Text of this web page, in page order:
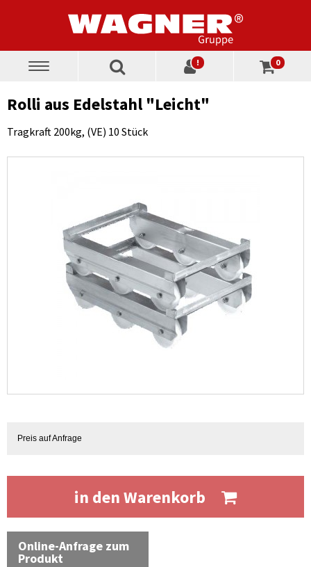
Toggle
! 0
Rolli aus Edelstahl "Leicht"
Tragkraft 200kg, (VE) 10 Stück
Preis auf Anfrage
in den Warenkorb
Online-Anfrage zum
Produkt